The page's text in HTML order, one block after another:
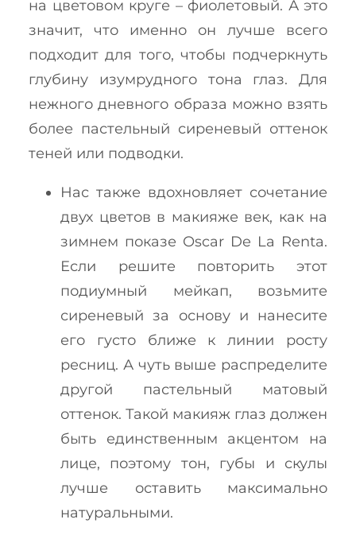
на цветовом круге – фиолетовый. А это
значит, что именно он лучше всего
подходит для того, чтобы подчеркнуть
глубину изумрудного тона глаз. Для
нежного дневного образа можно взять
более пастельный сиреневый оттенок
теней или подводки.
Нас также вдохновляет сочетание
двух цветов в макияже век, как на
зимнем показе Oscar De La Renta.
Если решите повторить этот
подиумный мейкап, возьмите
сиреневый за основу и нанесите
его густо ближе к линии росту
ресниц. А чуть выше распределите
другой пастельный матовый
оттенок. Такой макияж глаз должен
быть единственным акцентом на
лице, поэтому тон, губы и скулы
лучше оставить максимально
натуральными.